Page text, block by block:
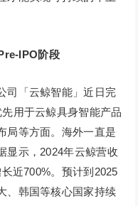
IPO阶段
司「云鲸智能」近日完
用于云鲸具身智能产品
局等方面。海外一直是
显示，2024年云鲸营收
近700%。预计到2025
、韩国等核心国家持续